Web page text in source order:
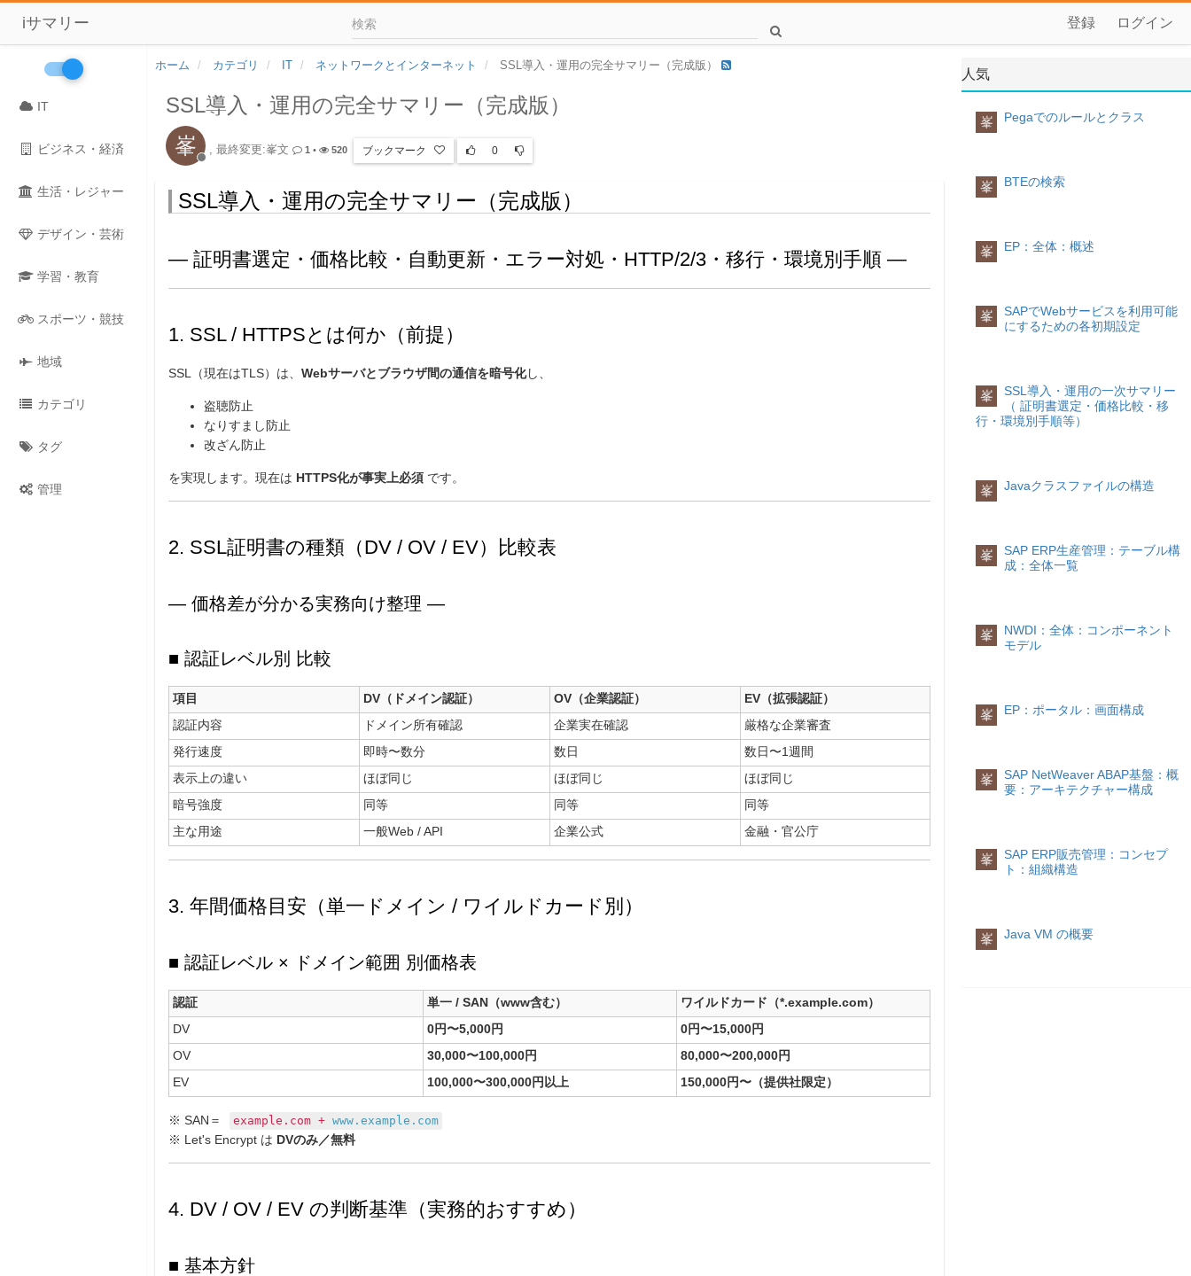
iサマリー 登録 ログイン
IT
ビジネス・経済
生活・レジャー
デザイン・芸術
学習・教育
スポーツ・競技
地域
カテゴリ
タグ
管理
ホーム カテゴリ IT ネットワークとインターネット SSL導入・運用の完全サマリー（完成版）
SSL導入・運用の完全サマリー（完成版）
峯 , 最終変更:峯文 1 • 520 ブックマーク 0
SSL導入・運用の完全サマリー（完成版）
― 証明書選定・価格比較・自動更新・エラー対処・HTTP/2/3・移行・環境別手順 ―
1. SSL / HTTPSとは何か（前提）
SSL（現在はTLS）は、 Webサーバとブラウザ間の通信を暗号化し、
盗聴防止
なりすまし防止
改ざん防止
を実現します。現在は HTTPS化が事実上必須 です。
2. SSL証明書の種類（DV / OV / EV）比較表
― 価格差が分かる実務向け整理 ―
■ 認証レベル別 比較
項目 DV（ドメイン認証） OV（企業認証）
EV（拡張認証）
認証内容
ドメイン所有確認 企業実在確認
厳格な企業審査
発行速度
即時〜数分 数日
数日〜1週間
表示上の違い
ほぼ同じ ほぼ同じ
ほぼ同じ
暗号強度
同等 同等
同等
主な用途
一般Web / API 企業公式 金融・官公庁
3. 年間価格目安（単一ドメイン / ワイルドカード別）
■ 認証レベル × ドメイン範囲 別価格表
認証 単一 / SAN（www含む）
ワイルドカード（*.example.com）
DV
0円〜5,000円
0円〜15,000円
OV
30,000〜100,000円
80,000〜200,000円
EV
100,000〜300,000円以上 150,000円〜（提供社限定）
※ SAN＝ example.com + www.example.com
※ Let's Encrypt は DVのみ／無料
4. DV / OV / EV の判断基準（実務的おすすめ）
■ 基本方針
人気
峯 Pegaでのルールとクラス
峯 BTEの検索
峯 EP：全体：概述
峯
SAPでWebサービスを利用可能
にするための各初期設定
峯
SSL導入・運用の一次サマリー
（ 証明書選定・価格比較・移
行・環境別手順等）
峯 Javaクラスファイルの構造
峯
SAP ERP生産管理：テーブル構
成：全体一覧
峯
NWDI：全体：コンポーネント
モデル
峯 EP：ポータル：画面構成
峯
SAP NetWeaver ABAP基盤：概
要：アーキテクチャー構成
峯
SAP ERP販売管理：コンセプ
ト：組織構造
峯 Java VM の概要